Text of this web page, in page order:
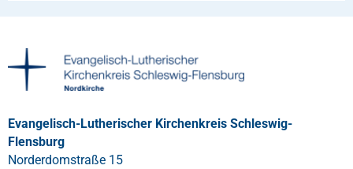
Evangelisch-Lutherischer Kirchenkreis Schleswig-
Flensburg
Norderdomstraße 15